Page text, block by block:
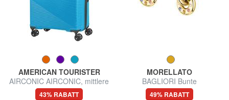
AMERICAN TOURISTER
AIRCONIC AIRCONIC, mittlere
Größe, leicht
43% RABATT
MORELLATO
BAGLIORI Bunte
Kristallohrringe
49% RABATT